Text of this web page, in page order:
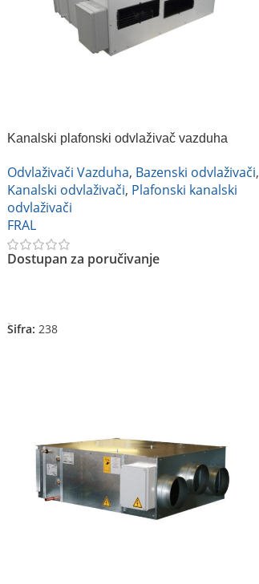
Kanalski plafonski odvlaživač vazduha
Odvlaživači Vazduha, Bazenski odvlaživači,
Kanalski odvlaživači, Plafonski kanalski
odvlaživači
FRAL
Dostupan za poručivanje
Šifra: 238